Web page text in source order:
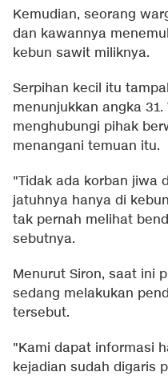
Kemudian, seorang
dan kawannya
kebun sawit miliknya.
Serpihan kecil itu
menunjukkan angka
menghubungi pihak
menangani temuan itu.
"Tidak ada korban jiwa
jatuhnya hanya di
tak pernah melihat
sebutnya.
Menurut Siron, saat ini
sedang melakukan
tersebut.
"Kami dapat informasi
kejadian sudah digaris